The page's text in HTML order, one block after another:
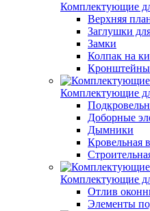
Комплектующие
Верхняя
Заглушки
Замки
Колпак на
Кронштейны
Комплектующие
Доборные
Дымники
Кровельная
Комплектующие
Отлив
Элементы